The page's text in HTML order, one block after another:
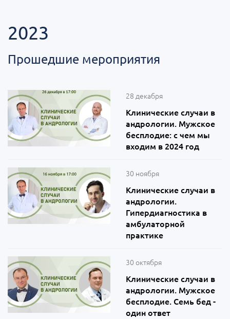
2023
Прошедшие мероприятия
28 декабря
Клинические случаи в
андрологии. Мужское
бесплодие: с чем мы
входим в 2024 год
30 ноября
Клинические случаи в
андрологии.
Гипердиагностика в
амбулаторной
практике
30 октября
Клинические случаи в
андрологии. Мужское
бесплодие. Семь бед -
один ответ